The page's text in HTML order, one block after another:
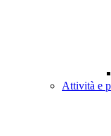
Attività e